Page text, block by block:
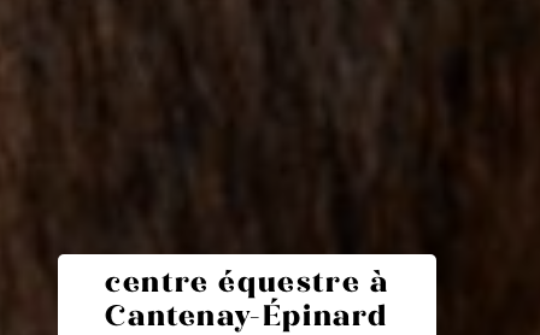
centre équestre à
Cantenay-Épinard